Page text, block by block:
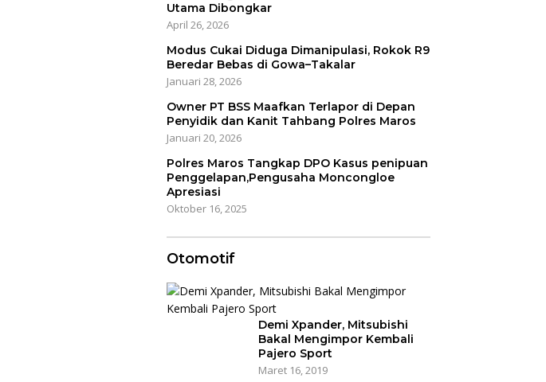
Utama Dibongkar
April 26, 2026
Modus Cukai Diduga Dimanipulasi, Rokok R9
Beredar Bebas di Gowa–Takalar
Januari 28, 2026
Owner PT BSS Maafkan Terlapor di Depan
Penyidik dan Kanit Tahbang Polres Maros
Januari 20, 2026
Polres Maros Tangkap DPO Kasus penipuan
Penggelapan,Pengusaha Moncongloe
Apresiasi
Oktober 16, 2025
Otomotif
Demi Xpander, Mitsubishi
Bakal Mengimpor Kembali
Pajero Sport
Maret 16, 2019